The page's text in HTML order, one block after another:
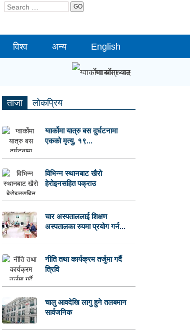
GO
विश्व अन्य English
ग्वार्कोमा यात्रु बस दुर्घटनामा
ताजा लाेकप्रिय
ग्वार्कोमा यात्रु बस दुर्घटनामा
एकको मृत्यु, १९...
विभिन्न स्थानबाट खैरो
हेरोइनसहित पक्राउ
चार अस्पताललाई शिक्षण
अस्पतालका रुपमा प्रयोग गर्न...
नीति तथा कार्यक्रम तर्जुमा गर्दै
त्रिवि
चालु आवदेखि लागु हुने तलबमान
सार्वजनिक